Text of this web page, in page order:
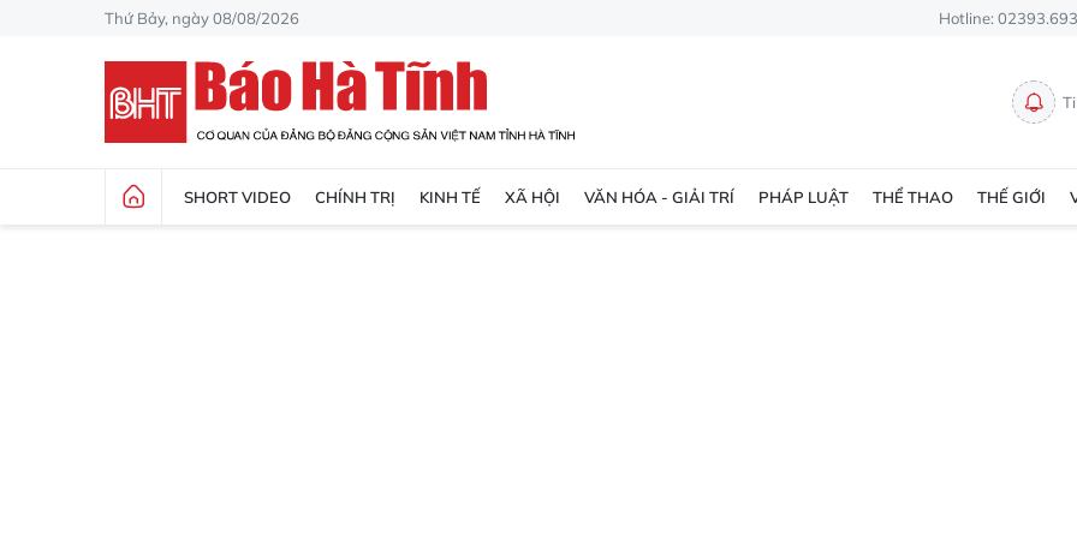
Thứ Bảy, ngày 08/08/2026 Hotline:
SHORT VIDEO CHÍNH TRỊ KINH TẾ XÃ HỘI VĂN HÓA - GIẢI TRÍ PHÁP LUẬT THỂ THAO THẾ GIỚI